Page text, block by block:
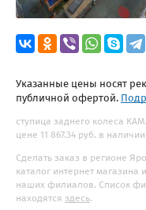
Указанные цены носят
публичной офертой.
ступица заднего колеса
цене 11 867.34 руб. в
Сделать заказ в регионе
каталог интернет
наших филиалов. Список
находятся здесь.